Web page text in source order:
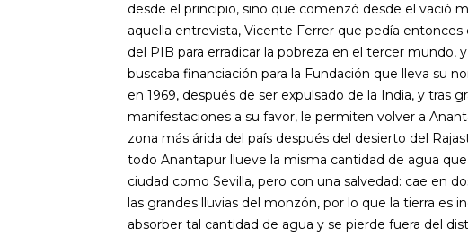
desde el principio, sino que comenzó desde el vació
aquella entrevista, Vicente Ferrer que pedía entonces
del PIB para erradicar la pobreza en el tercer mundo,
buscaba financiación para la Fundación que lleva su
en 1969, después de ser expulsado de la India, y tras
manifestaciones a su favor, le permiten volver a
zona más árida del país después del desierto del
todo Anantapur llueve la misma cantidad de agua
ciudad como Sevilla, pero con una salvedad: cae en
las grandes lluvias del monzón, por lo que la tierra es
absorber tal cantidad de agua y se pierde fuera del